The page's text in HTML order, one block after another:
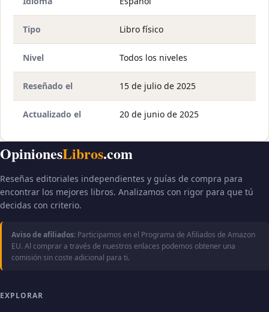
Tipo Libro físico
Nivel Todos los niveles
Reseñado el 15 de julio de 2025
Actualizado el 20 de junio de 2025
OpinionesLibros.com
Reseñas editoriales independientes y guías de compra para
encontrar los mejores libros. Analizamos con rigor para que tú
decidas con criterio.
Aviso de afiliados: Participamos en el Programa de Afiliados de Amazon
EU. Al comprar a través de nuestros enlaces podemos obtener una
comisión sin coste adicional para ti.
EXPLORAR